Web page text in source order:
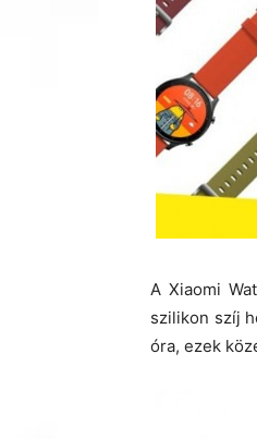
A Xiaomi
szilikon szíj
óra, ezek